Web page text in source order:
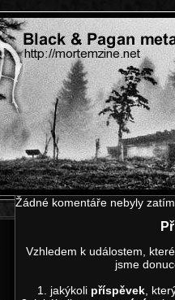
Žádné komentáře nebyly
Vzhledem k událostem,
jsme
1. jakýkoli příspěvek,